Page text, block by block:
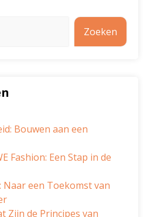
Zoeken
Bouwen aan een
Fashion: Een Stap in de
een Toekomst van
Zijn de Principes van